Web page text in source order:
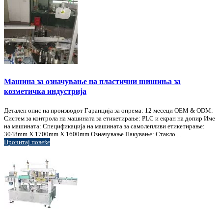
Машина за означување на пластични шишиња за
козметичка индустрија
Детален опис на производот Гаранција за опрема: 12 месеци OEM & ODM:
Систем за контрола на машината за етикетирање: PLC и екран на допир Име
на машината: Спецификација на машината за самолепливи етикетирање:
3048mm X 1700mm X 1600mm Означување Пакување: Стакло ...
Прочитај повеќе